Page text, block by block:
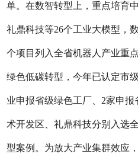
单。在数智转型上，重点培育
礼鼎科技等26个工业大模型，
个项目列入全省机器人产业重
绿色低碳转型，今年已认定市
业申报省级绿色工厂、2家申
术开发区、礼鼎科技分别入选
型案例。为放大产业集群效应